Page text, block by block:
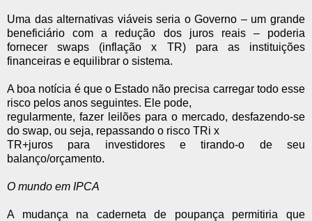
Uma das alternativas viáveis seria o Governo – um grande
beneficiário com a redução dos juros reais – poderia
fornecer swaps (inflação x TR) para as instituições
financeiras e equilibrar o sistema.
A boa notícia é que o Estado não precisa carregar todo esse
risco pelos anos seguintes. Ele pode,
regularmente, fazer leilões para o mercado, desfazendo-se
do swap, ou seja, repassando o risco TRi x
TR+juros para investidores e tirando-o de seu
balanço/orçamento.
O mundo em IPCA
A mudança na caderneta de poupança permitiria que